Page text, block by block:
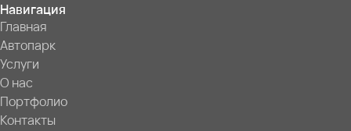
Навигация
Главная
Автопарк
Услуги
О нас
Портфолио
Контакты